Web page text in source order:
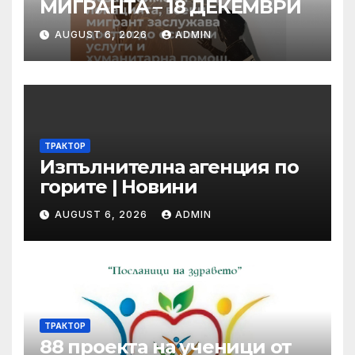
МИГРАНТА – 18 ДЕКЕМВРИ
AUGUST 6, 2026 ADMIN
ТРАКТОР
Изпълнителна агенция по
горите | Новини
AUGUST 6, 2026 ADMIN
ТРАКТОР
88 проекта на ученици от